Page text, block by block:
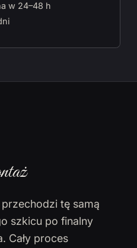
w 24–48 h
tę samą
szkicu po finalny
Cały proces